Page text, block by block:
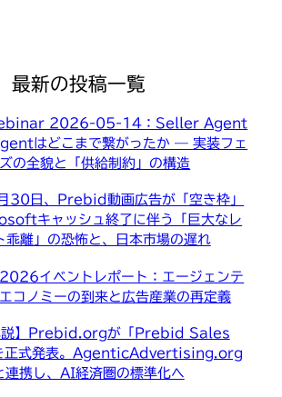
最新の投稿一覧
2026-05-14：Seller Agent
はどこまで繋がったか — 実装フェ
の全貌と「供給制約」の構造
30日、Prebid動画広告が「空き枠」
キャッシュ終了に伴う「巨大なレ
乖離」の恐怖と、日本市場の遅れ
イベントレポート：エージェンテ
コノミーの到来と広告産業の再定義
説】Prebid.orgが「Prebid Sales
正式発表。AgenticAdvertising.org
連携し、AI経済圏の標準化へ